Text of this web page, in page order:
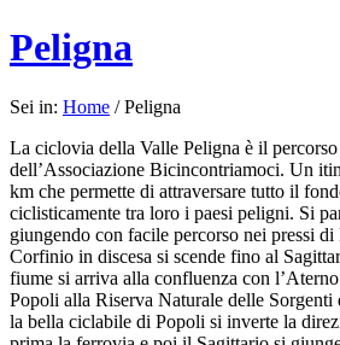
Peligna
Sei in: Home / Peligna
La ciclovia della Valle Peligna è il
dell’Associazione Bicincontriamoci. Un
km che permette di attraversare tutto il
ciclisticamente tra loro i paesi peligni. Si
giungendo con facile percorso nei pressi
Corfinio in discesa si scende fino al
fiume si arriva alla confluenza con
Popoli alla Riserva Naturale delle Sorgenti
la bella ciclabile di Popoli si inverte la